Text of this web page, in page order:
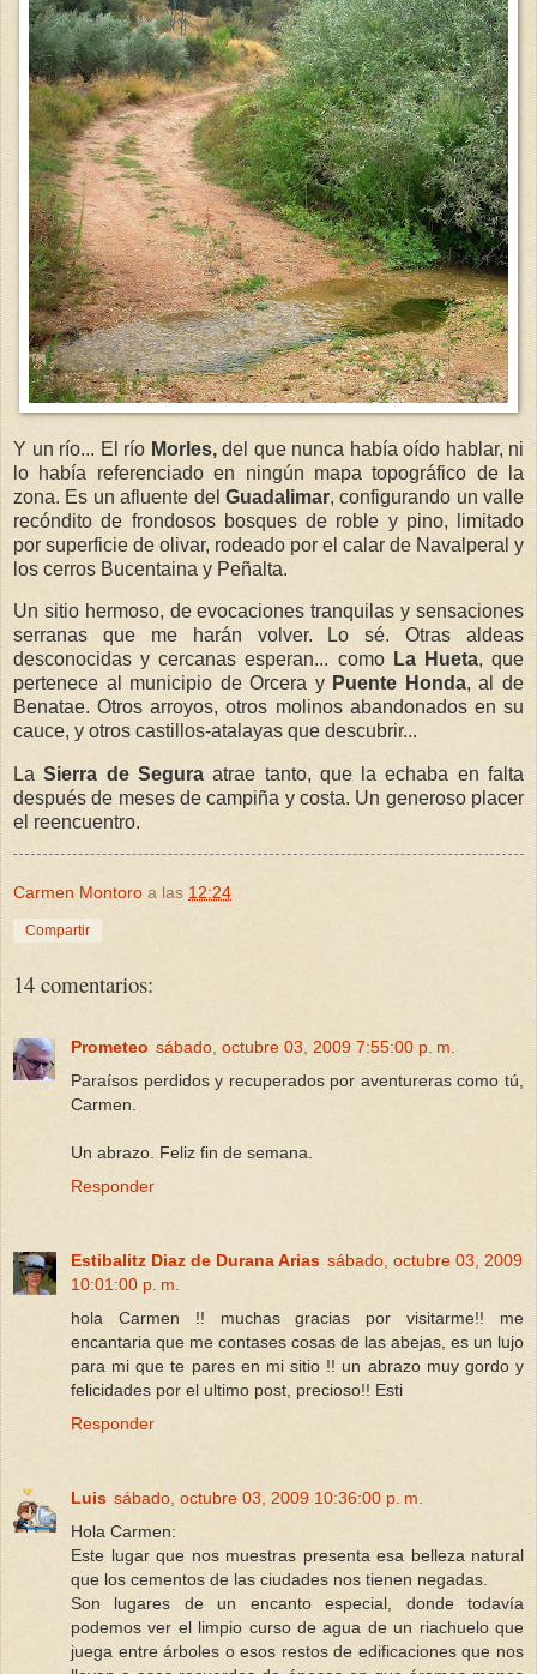
Y un río... El río Morles, del que nunca había oído hablar, ni
lo había referenciado en ningún mapa topográfico de la
zona. Es un afluente del Guadalimar, configurando un valle
recóndito de frondosos bosques de roble y pino, limitado
por superficie de olivar, rodeado por el calar de Navalperal y
los cerros Bucentaina y Peñalta.
Un sitio hermoso, de evocaciones tranquilas y sensaciones
serranas que me harán volver. Lo sé. Otras aldeas
desconocidas y cercanas esperan... como La Hueta, que
pertenece al municipio de Orcera y Puente Honda, al de
Benatae. Otros arroyos, otros molinos abandonados en su
cauce, y otros castillos-atalayas que descubrir...
LaSierra de Seguraatrae tanto, que la echaba en falta
después de meses de campiña y costa. Un generoso placer
el reencuentro.
Carmen Montoro a las 12:24
Compartir
14 comentarios:
Prometeo sábado, octubre 03, 2009 7:55:00 p. m.
Paraísos perdidos y recuperados por aventureras como tú,
Carmen.
Un abrazo. Feliz fin de semana.
Responder
Estibalitz Diaz de Durana Arias sábado, octubre 03, 2009
10:01:00 p. m.
hola Carmen !! muchas gracias por visitarme!! me
encantaria que me contases cosas de las abejas, es un lujo
para mi que te pares en mi sitio !! un abrazo muy gordo y
felicidades por el ultimo post, precioso!! Esti
Responder
Luis sábado, octubre 03, 2009 10:36:00 p. m.
Hola Carmen:
Este lugar que nos muestras presenta esa belleza natural
que los cementos de las ciudades nos tienen negadas.
Son lugares de un encanto especial, donde todavía
podemos ver el limpio curso de agua de un riachuelo que
juega entre árboles o esos restos de edificaciones que nos